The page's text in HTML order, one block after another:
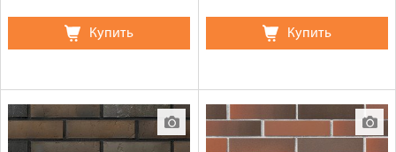
Купить Купить